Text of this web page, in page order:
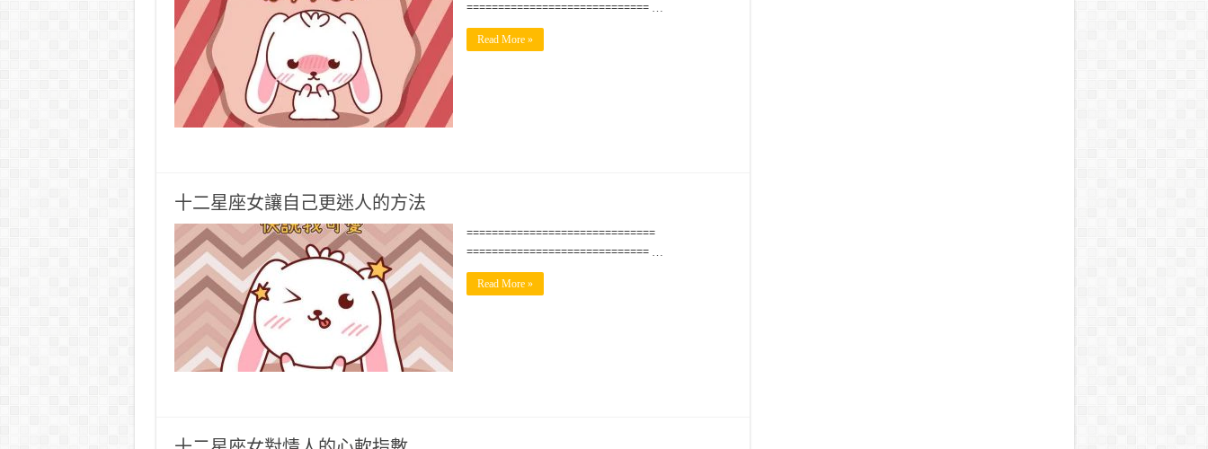
============================= …
Read More »
十二星座女讓自己更迷人的方法
==============================
============================= …
Read More »